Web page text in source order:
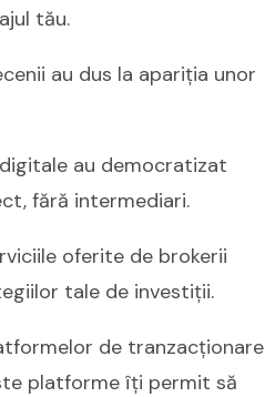
tău.
au dus la apariția unor
au democratizat
fără intermediari.
oferite de brokerii
tale de investiții.
de tranzacționare
platforme îți permit să